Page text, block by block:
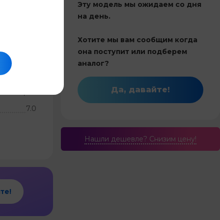
Инвертор
7.0
Эту модель мы ожидаем со дня
на день.
Хотите мы вам сообщим когда
она поступит или подберем
аналог?
Да, давайте!
Нашли дешевле? Cнизим цену!